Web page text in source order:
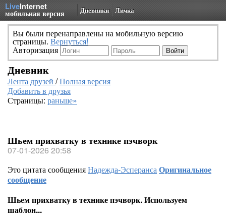
LiveInternet
мобильная версия Дневники Личка
Вы были перенаправлены на мобильную версию
страницы. Вернуться!
Авторизация
Дневник
Лента друзей /Полная версия
Добавить в друзья
Страницы: раньше»
Шьем прихватку в технике пэчворк
07-01-2026 20:58
Это цитата сообщенияНадежда-ЭсперансаОригинальное
сообщение
Шьем прихватку в технике пэчворк. Используем
шаблон...